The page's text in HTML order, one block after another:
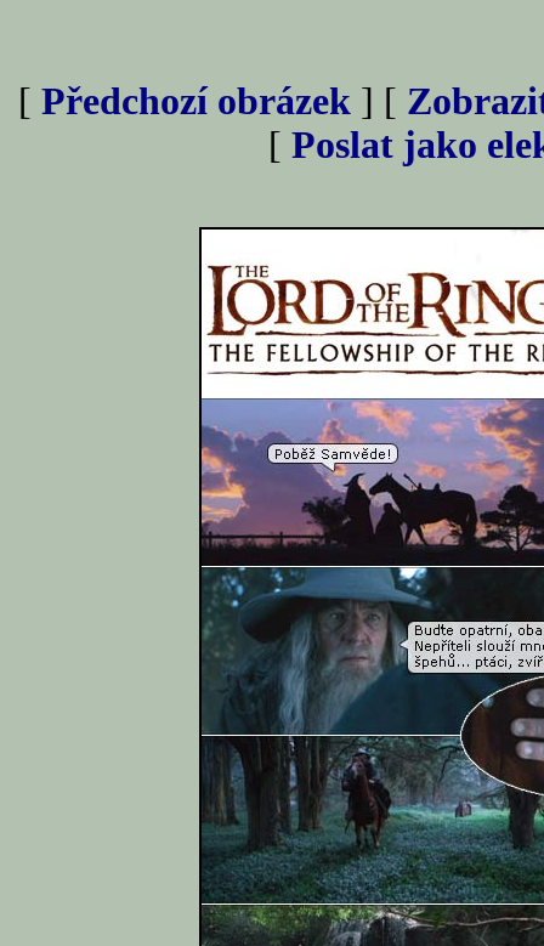
[ Předchozí obrázek ] [
[ Poslat jako